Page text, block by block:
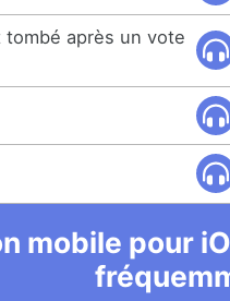
après un vote
mobile pour